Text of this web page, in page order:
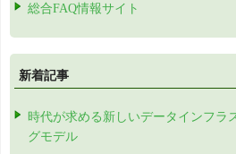
総合FAQ情報サイト
新着記事
時代が求める新しいデータインフラ
グモデル